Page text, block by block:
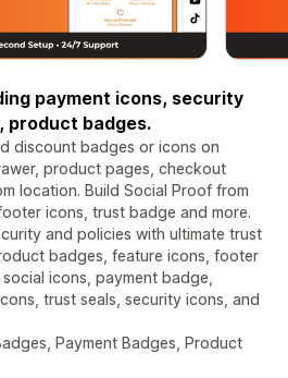
payment icons, security
product badges.
discount badges or icons on
product pages, checkout
location. Build Social Proof from
icons, trust badge and more.
and policies with ultimate trust
badges, feature icons, footer
icons, payment badge,
trust seals, security icons, and
Payment Badges, Product